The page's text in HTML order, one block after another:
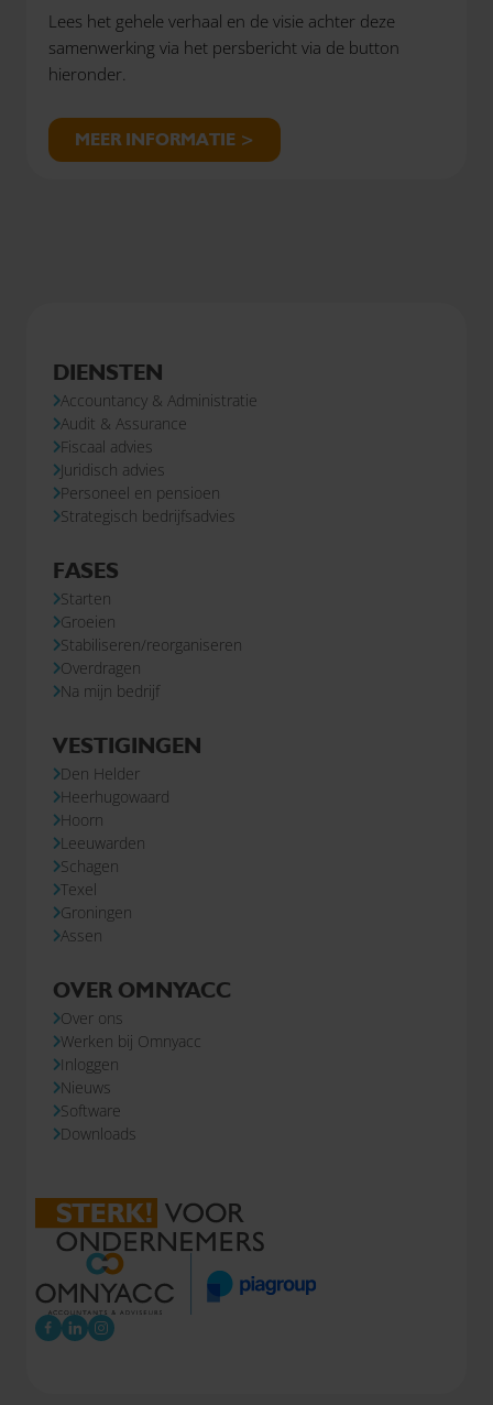
Lees het gehele verhaal en de visie achter deze
samenwerking via het persbericht via de button
hieronder.
MEER INFORMATIE >
DIENSTEN
Accountancy & Administratie
Audit & Assurance
Fiscaal advies
Juridisch advies
Personeel en pensioen
Strategisch bedrijfsadvies
FASES
Starten
Groeien
Stabiliseren/reorganiseren
Overdragen
Na mijn bedrijf
VESTIGINGEN
Den Helder
Heerhugowaard
Hoorn
Leeuwarden
Schagen
Texel
Groningen
Assen
OVER OMNYACC
Over ons
Werken bij Omnyacc
Inloggen
Nieuws
Software
Downloads